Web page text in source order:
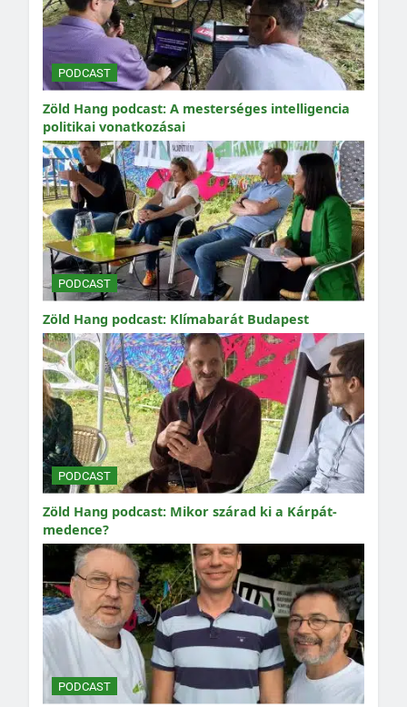
PODCAST
Zöld Hang podcast: A mesterséges intelligencia
politikai vonatkozásai
PODCAST
Zöld Hang podcast: Klímabarát Budapest
PODCAST
Zöld Hang podcast: Mikor szárad ki a Kárpát-
medence?
PODCAST